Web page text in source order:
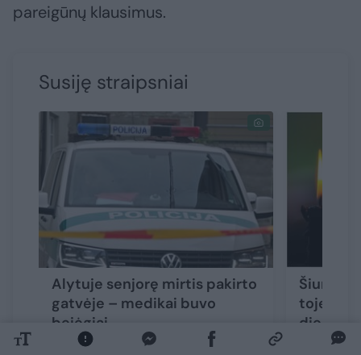
pareigūnų klausimus.
Susiję straipsniai
Alytuje senjorę mirtis pakirto
gatvėje – medikai buvo
bejėgiai
Šiurpūs
toje
dieną
paties